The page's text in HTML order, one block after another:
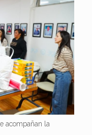
acompañan la